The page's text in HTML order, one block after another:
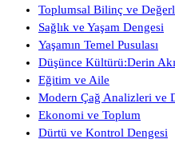
Toplumsal Bilinç ve
Sağlık ve Yaşam Dengesi
Yaşamın Temel Pusulası
Düşünce Kültürü:Derin
Eğitim ve Aile
Modern Çağ Analizleri ve
Ekonomi ve Toplum
Dürtü ve Kontrol Dengesi